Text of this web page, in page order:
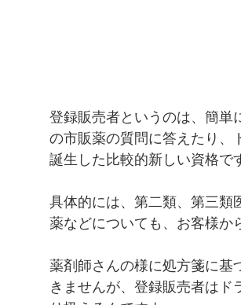
登録販売者というのは、簡単
の市販薬の質問に答えたり、
誕生した比較的新しい資格で
具体的には、第二類、第三類
薬などについても、お客様か
薬剤師さんの様に処方箋に基
きませんが、登録販売者はド